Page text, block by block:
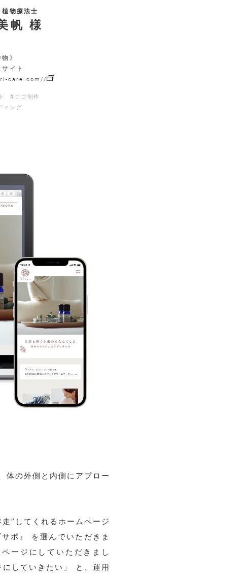
物療法士
帆 様
》
イト
care.com//
#ロゴ制作
ィング
体の外側と内側にアプロー
”してくれるホームページ
ポ』 を選んでいただきま
ージにしていただきまし
していきたい」 と、運用